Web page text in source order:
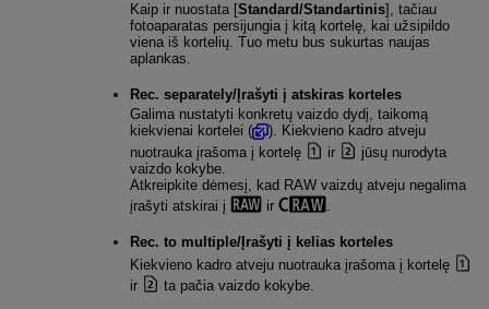
Kaip ir nuostata [Standard/Standartinis], tačiau
fotoaparatas persijungia į kitą kortelę, kai užsipildo
viena iš kortelių. Tuo metu bus sukurtas naujas
aplankas.
Rec. separately/Įrašyti į atskiras korteles
Galima nustatyti konkretų vaizdo dydį, taikomą
kiekvienai kortelei (
). Kiekvieno kadro atveju
nuotrauka įrašoma į kortelę
ir
jūsų nurodyta
vaizdo kokybe.
Atkreipkite dėmesį, kad RAW vaizdų atveju negalima
įrašyti atskirai į
ir
Rec. to multiple/Įrašyti į kelias korteles
Kiekvieno kadro atveju nuotrauka įrašoma į kortelę
ir
ta pačia vaizdo kokybe.